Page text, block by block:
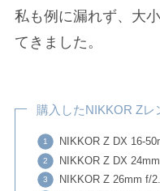
私も例に漏れず、大
てきました。
購入したNIKKOR Zレ
NIKKOR Z DX 16-
NIKKOR Z DX
NIKKOR Z 26mm f/